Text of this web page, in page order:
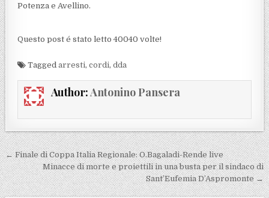
Potenza e Avellino.
Questo post é stato letto 40040 volte!
Taggedarresti,cordi,dda
Author:Antonino Pansera
Navigazione articoli
← Finale di Coppa Italia Regionale: O.Bagaladi-Rende live
Minacce di morte e proiettili in una busta per il sindaco di
Sant’Eufemia D’Aspromonte →